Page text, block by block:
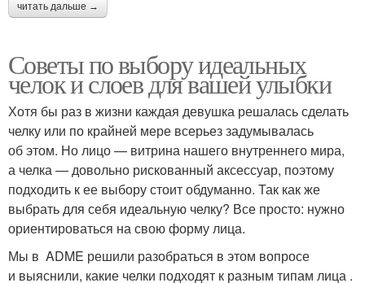
читать дальше →
Советы по выбору идеальных
челок и слоев для вашей улыбки
Хотя бы раз в жизни каждая девушка решалась сделать
челку или по крайней мере всерьез задумывалась
об этом. Но лицо — витрина нашего внутреннего мира,
а челка — довольно рискованный аксессуар, поэтому
подходить к ее выбору стоит обдуманно. Так как же
выбрать для себя идеальную челку? Все просто: нужно
ориентироваться на свою форму лица.
Мы в ADME решили разобраться в этом вопросе
и выяснили, какие челки подходят к разным типам лица .